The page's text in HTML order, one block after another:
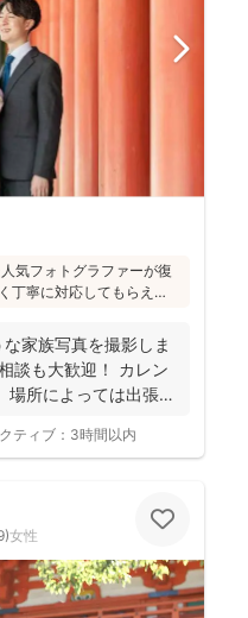
気フォトグラファーが復
丁寧に対応してもらえ
ォトは様々な研修を受講
届けされています(^^)
家族写真を撮影しま
談も大歓迎！ カレン
場所によっては出張で
ティブ： 3時間以内
)女性